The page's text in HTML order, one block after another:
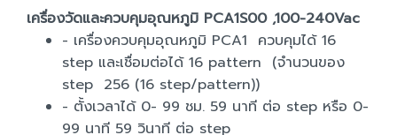
เครื่องวัดและควบคุมอุณหภูมิ PCA1S00 ,100-240Vac
- เครื่องควบคุมอุณหภูมิ PCA1 ควบคุมได้ 16
step และเชื่อมต่อได้ 16 pattern (จำนวนของ
step 256 (16 step/pattern))
- ตั้งเวลาได้ 0- 99 ชม. 59 นาที ต่อ step หรือ 0-
99 นาที 59 วินาที ต่อ step